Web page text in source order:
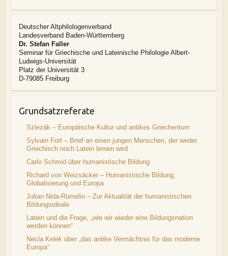
Deutscher Altphilologenverband
Landesverband Baden-Württemberg
Dr. Stefan Faller
Seminar für Griechische und Lateinische Philologie Albert-
Ludwigs-Universität
Platz der Universität 3
D-79085 Freiburg
Grundsatzreferate
Szlezák – Europäische Kultur und antikes Griechentum
Sylvain Fort – Brief an einen jungen Menschen, der weder
Griechisch noch Latein lernen wird
Carlo Schmid über humanistische Bildung
Richard von Weizsäcker – Humanistische Bildung,
Globalisierung und Europa
Julian Nida-Rümelin – Zur Aktualität der humanistischen
Bildungsideale
Latein und die Frage, „wie wir wieder eine Bildungsnation
werden können“
Necla Kelek über „das antike Vermächtnis für das moderne
Europa“